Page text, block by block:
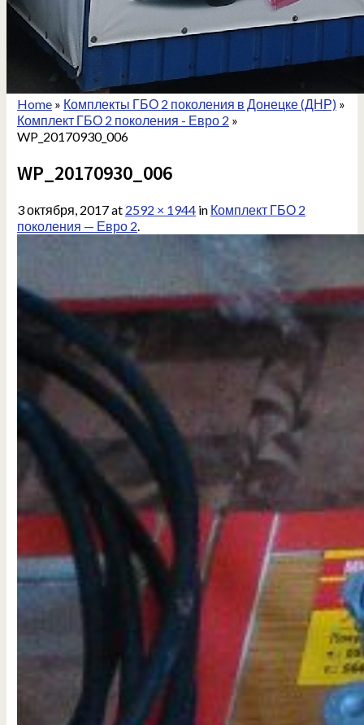
Home» Комплекты ГБО 2 поколения в Донецке (ДНР)»
Комплект ГБО 2 поколения - Евро 2 »
WP_20170930_006
WP_20170930_006
3 октября, 2017at 2592 × 1944in Комплект ГБО 2
поколения — Евро 2.